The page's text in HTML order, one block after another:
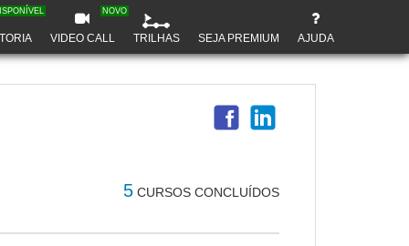
VIDEO CALL
NOVO
TRILHAS SEJA PREMIUM AJUDA
5 CURSOS CONCLUÍDOS